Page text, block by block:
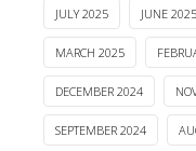
JULY 2025 JUNE 2025
MARCH 2025
DECEMBER 2024
SEPTEMBER 2024